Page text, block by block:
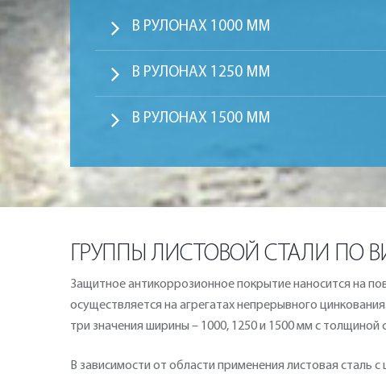
В РУЛОНАХ 1000 ММ
В РУЛОНАХ 1250 ММ
В РУЛОНАХ 1500 ММ
ГРУППЫ ЛИСТОВОЙ СТАЛИ ПО
Защитное антикоррозионное покрытие наносится на
осуществляется на агрегатах непрерывного
три значения ширины – 1000, 1250 и 1500 мм с толщиной
В зависимости от области применения листовая